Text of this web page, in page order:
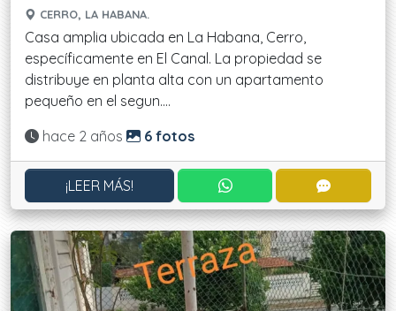
CERRO, LA HABANA.
Casa amplia ubicada en La Habana, Cerro,
específicamente en El Canal. La propiedad se
distribuye en planta alta con un apartamento
pequeño en el segun....
Actualizado:
hace 2 años 6 fotos
¡LEER MÁS! CONTACTAR POR